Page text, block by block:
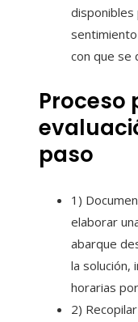
disponibles
con que se
Proceso
paso
1)
elaborar
abarque
la solución,
horarias
2)